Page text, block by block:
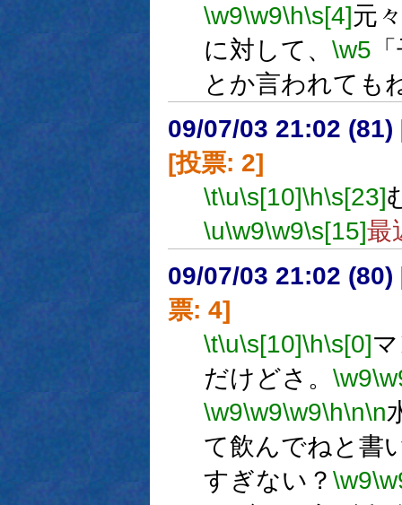
\w9\w9\h\s[4]元
に対して、 \w5
とか言われても
09/07/03 21:02 (81)
[投票: 2]
\t\u\s[10]\h\s[23]
\u\w9\w9\s[15]最
09/07/03 21:02 (80)
票: 4]
\t\u\s[10]\h\s[0]
だけどさ。 \w9
\w9\w9\w9\h\n\n
て飲んでねと書
すぎない？ \w9